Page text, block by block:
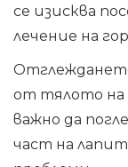
се изисква
лечение на
от тялото на
важно да
част на